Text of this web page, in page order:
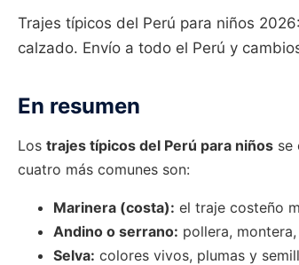
Trajes típicos del Perú para niños
calzado. Envío a todo el Perú y
En resumen
Los trajes típicos del Perú para niños se
cuatro más comunes son:
Marinera (costa): el traje costeño
Andino o serrano: pollera,
Selva: colores vivos, plumas y